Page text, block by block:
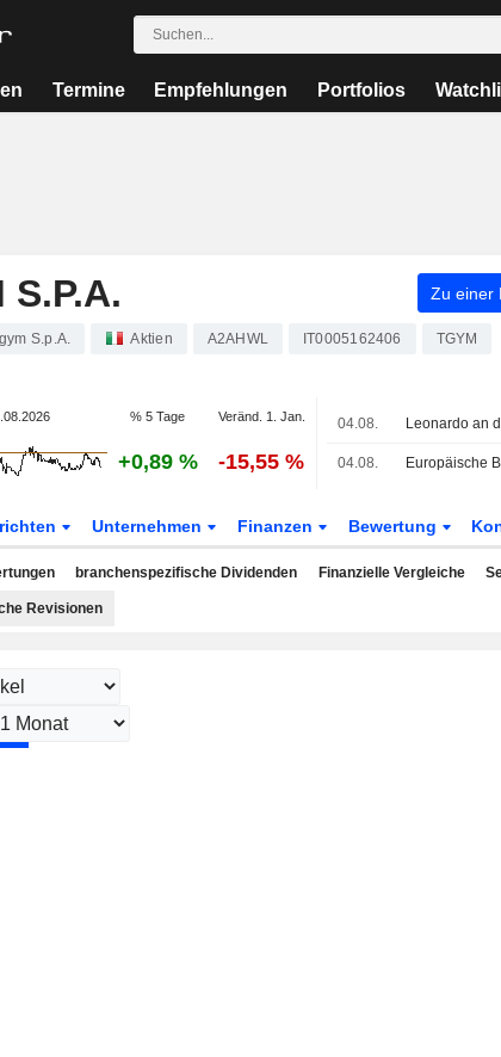
Termine Empfehlungen Portfolios
S.P.A. Zu einer
S.p.A. Aktien A2AHWL IT0005162406 TGYM
% 5 Tage Veränd. 1. Jan.
+0,89 % -15,55 %
04.08.
04.08.
Unternehmen Finanzen Bewertung
branchenspezifische Dividenden Finanzielle Vergleiche
Revisionen